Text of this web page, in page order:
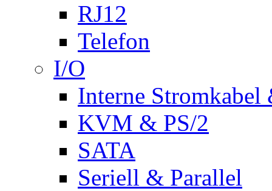
RJ12
Telefon
I/O
Interne Stromkabel
KVM & PS/2
SATA
Seriell & Parallel